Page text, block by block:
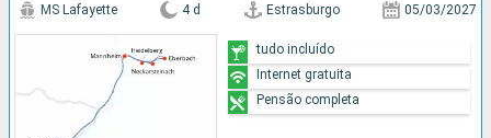
MS Lafayette 4 d Estrasburgo 05/03/2027
tudo incluído
Internet gratuita
Pensão completa